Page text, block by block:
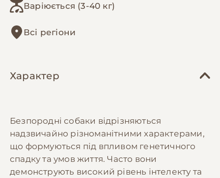
Варіюється (3-40 кг)
Всі регіони
Характер
Безпородні собаки відрізняються
надзвичайно різноманітними характерами,
що формуються під впливом генетичного
спадку та умов життя. Часто вони
демонструють високий рівень інтелекту та